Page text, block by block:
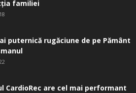
familiei
puternică rugăciune de pe Pământ
CardioRec are cel mai performant